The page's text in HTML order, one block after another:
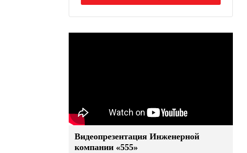
Видеопрезентация Инженерной
компании «555»